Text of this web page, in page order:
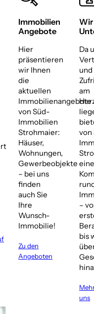
Immobilien
Angebote
Hier
präsentieren
wir Ihnen
die
aktuellen
Immobilienangebote
von Süd-
Immobilien
Strohmaier:
Häuser,
Wohnungen,
Gewerbeobjekte
– bei uns
finden
auch Sie
Ihre
Wunsch-
Immobilie!
Zu den
Angeboten
Wir
Da
und
am
von
–
bis
uns